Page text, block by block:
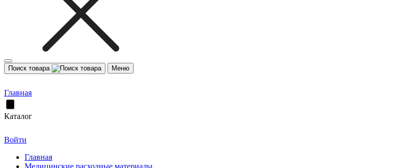
Поиск товара Меню
Главная
Каталог
Войти
Главная
Медицинские расходные материалы